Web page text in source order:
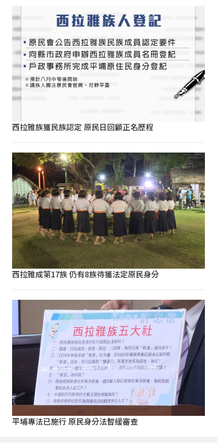
西拉雅族獲民族認定 原民日回顧正名歷程
西拉雅成第17族 仍有8族待獲法定原民身分
平埔專法已施行 原民身分法暫緩審查